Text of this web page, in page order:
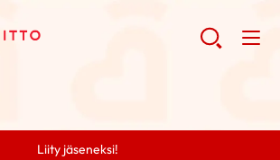
Liity jäseneksi!